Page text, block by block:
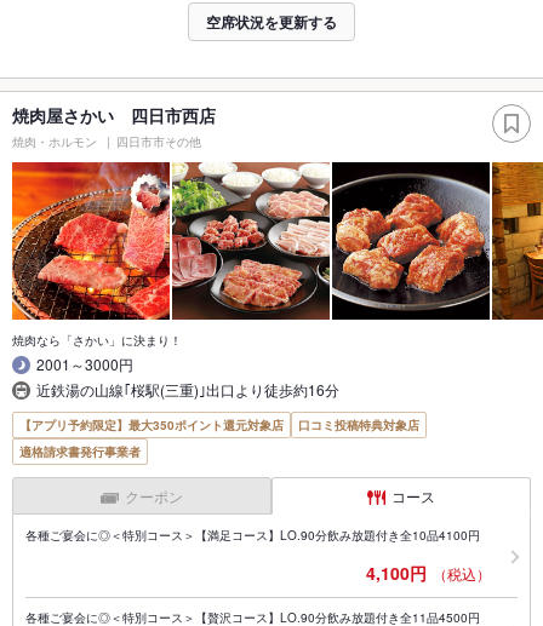
空席状況を更新する
焼肉屋さかい 四日市西店
焼肉・ホルモン 四日市市その他
焼肉なら「さかい」に決まり！
2001～3000円
近鉄湯の山線｢桜駅(三重)｣出口より徒歩約16分
【アプリ予約限定】最大350ポイント還元対象店
口コミ投稿特典対象店
適格請求書発行事業者
クーポン コース
各種ご宴会に◎＜特別コース＞【満足コース】LO.90分飲み放題付き全10品4100円
4,100円 （税込）
各種ご宴会に◎＜特別コース＞【贅沢コース】LO.90分飲み放題付き全11品4500円